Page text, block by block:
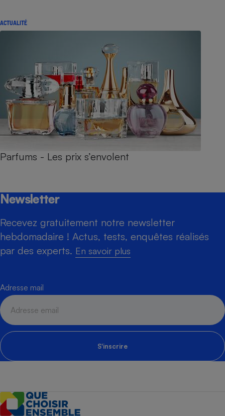
ACTUALITÉ
Parfums - Les prix s’envolent
Newsletter
Recevez gratuitement notre newsletter
hebdomadaire ! Actus, tests, enquêtes réalisés
par des experts. En savoir plus
Adresse mail
S'inscrire